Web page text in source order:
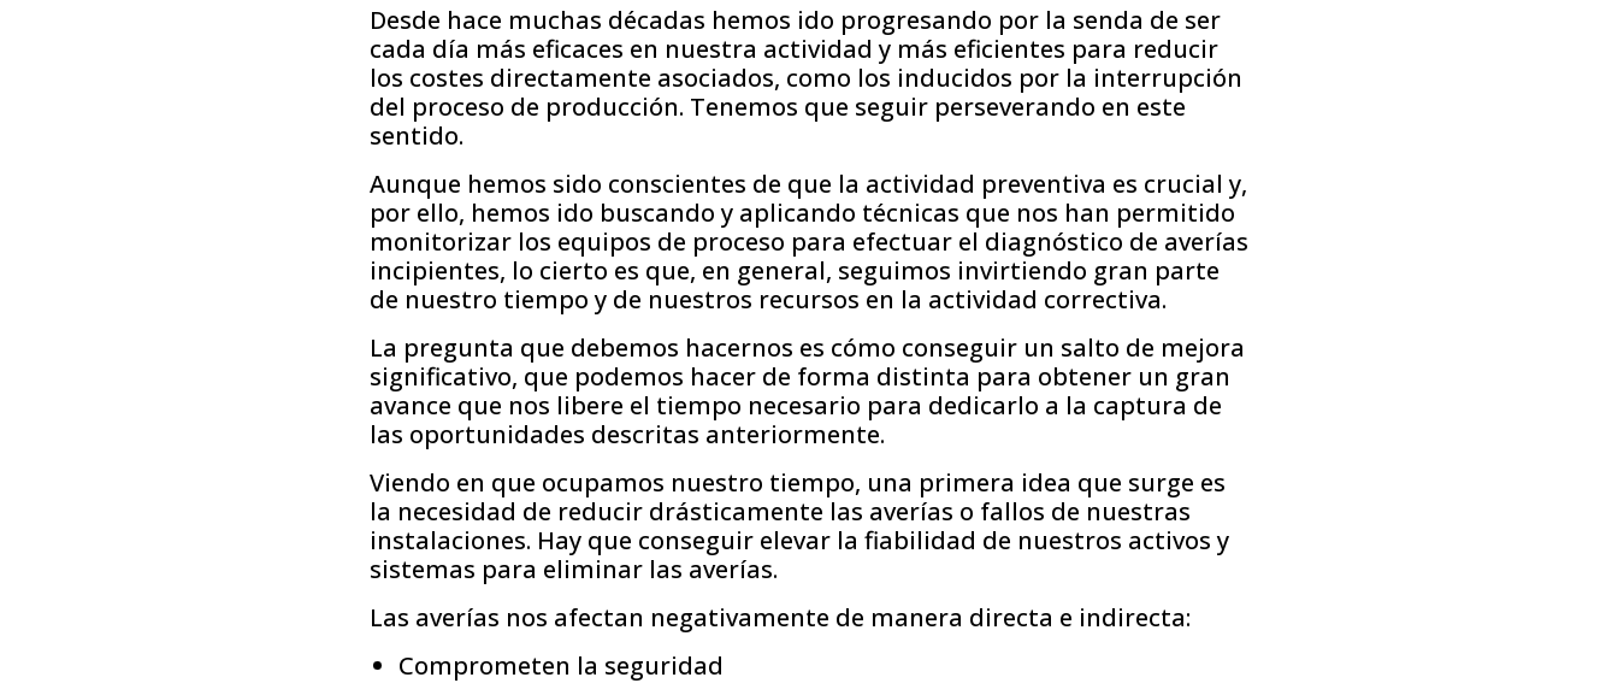
Desde hace muchas décadas hemos ido progresando por la senda de ser
cada día más eficaces en nuestra actividad y más eficientes para reducir
los costes directamente asociados, como los inducidos por la interrupción
del proceso de producción. Tenemos que seguir perseverando en este
sentido.
Aunque hemos sido conscientes de que la actividad preventiva es crucial y,
por ello, hemos ido buscando y aplicando técnicas que nos han permitido
monitorizar los equipos de proceso para efectuar el diagnóstico de averías
incipientes, lo cierto es que, en general, seguimos invirtiendo gran parte
de nuestro tiempo y de nuestros recursos en la actividad correctiva.
La pregunta que debemos hacernos es cómo conseguir un salto de mejora
significativo, que podemos hacer de forma distinta para obtener un gran
avance que nos libere el tiempo necesario para dedicarlo a la captura de
las oportunidades descritas anteriormente.
Viendo en que ocupamos nuestro tiempo, una primera idea que surge es
la necesidad de reducir drásticamente las averías o fallos de nuestras
instalaciones. Hay que conseguir elevar la fiabilidad de nuestros activos y
sistemas para eliminar las averías.
Las averías nos afectan negativamente de manera directa e indirecta:
Comprometen la seguridad